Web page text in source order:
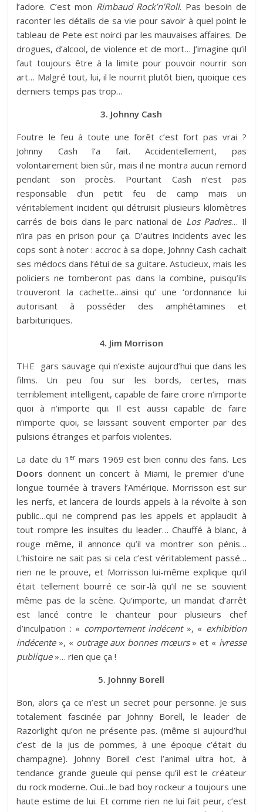
l’adore. C’est mon Rimbaud Rock’n’Roll. Pas besoin de
raconter les détails de sa vie pour savoir à quel point le
tableau de Pete est noirci par les mauvaises affaires. De
drogues, d’alcool, de violence et de mort… J’imagine qu’il
faut toujours être à la limite pour pouvoir nourrir son
art… Malgré tout, lui, il le nourrit plutôt bien, quoique ces
derniers temps pas trop…
3. Johnny Cash
Foutre le feu à toute une forêt c’est fort pas vrai ?
Johnny Cash l’a fait. Accidentellement, pas
volontairement bien sûr, mais il ne montra aucun remord
pendant son procès. Pourtant Cash n’est pas
responsable d’un petit feu de camp mais un
véritablement incident qui détruisit plusieurs kilomètres
carrés de bois dans le parc national de Los Padres… Il
n’ira pas en prison pour ça. D’autres incidents avec les
cops sont à noter : accroc à sa dope, Johnny Cash cachait
ses médocs dans l’étui de sa guitare. Astucieux, mais les
policiers ne tomberont pas dans la combine, puisqu’ils
trouveront la cachette…ainsi qu’ une ‘ordonnance lui
autorisant à posséder des amphétamines et
barbituriques.
4. Jim Morrison
THE gars sauvage qui n’existe aujourd’hui que dans les
films. Un peu fou sur les bords, certes, mais
terriblement intelligent, capable de faire croire n’importe
quoi à n’importe qui. Il est aussi capable de faire
n’importe quoi, se laissant souvent emporter par des
pulsions étranges et parfois violentes.
La date du 1er mars 1969 est bien connu des fans. Les
Doors donnent un concert à Miami, le premier d’une
longue tournée à travers l’Amérique. Morrisson est sur
les nerfs, et lancera de lourds appels à la révolte à son
public…qui ne comprend pas les appels et applaudit à
tout rompre les insultes du leader… Chauffé à blanc, à
rouge même, il annonce qu’il va montrer son pénis…
L’histoire ne sait pas si cela c’est véritablement passé…
rien ne le prouve, et Morrisson lui-même explique qu’il
était tellement bourré ce soir-là qu’il ne se souvient
même pas de la scène. Qu’importe, un mandat d’arrêt
est lancé contre le chanteur pour plusieurs chef
d’inculpation : « comportement indécent», « exhibition
indécente», « outrage aux bonnes mœurs» et « ivresse
publique»… rien que ça !
5. Johnny Borell
Bon, alors ça ce n’est un secret pour personne. Je suis
totalement fascinée par Johnny Borell, le leader de
Razorlight qu’on ne présente pas. (même si aujourd’hui
c’est de la jus de pommes, à une époque c’était du
champagne). Johnny Borell c’est l’animal ultra hot, à
tendance grande gueule qui pense qu’il est le créateur
du rock moderne. Oui…le bad boy rockeur a toujours une
haute estime de lui. Et comme rien ne lui fait peur, c’est